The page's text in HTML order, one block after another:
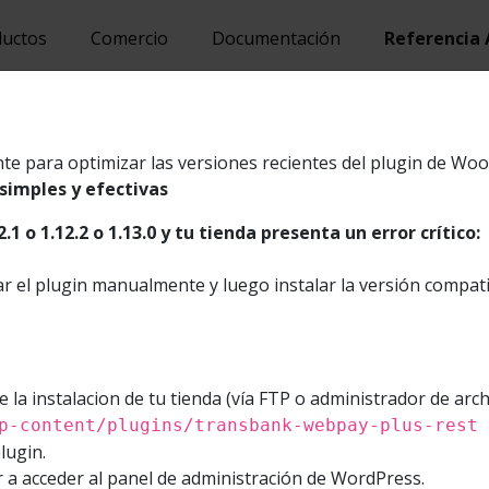
Comercio Documentación Referencia
para optimizar las versiones recientes del plugin de
y efectivas
o 1.12.2 o 1.13.0 y tu tienda presenta un error crítico:
el plugin manualmente y luego instalar la versión
la instalacion de tu tienda (vía FTP o administrador de
content/plugins/transbank-webpay-plus-rest
acceder al panel de administración de WordPress.
soportando funcionalidades como
que el protocolo 3D Secure establece
construida para garantizar que
por Transbank hagan uso de